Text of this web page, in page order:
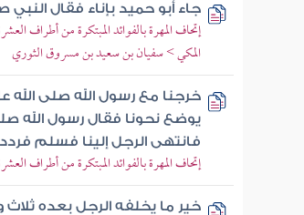
جاء أبو حميد بإناء فقال
إتحاف المهرة بالفوائد المبتكرة من أطراف
المكي > سفيان بن سعيد بن مسروق الثوري
خرجنا مع رسول الله صلى الله
يوضع نحونا فقال رسول الله
فانتهى الرجل إلينا فسلم
إتحاف المهرة بالفوائد المبتكرة من أطراف
خير ما يخلفه الرجل بعده